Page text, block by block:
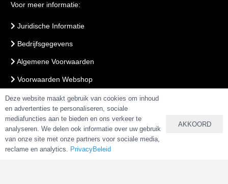
Voor meer informatie:
Juridische Informatie
Bedrijfsgegevens
Algemene Voorwaarden
Voorwaarden Webshop
PrivacyBeleid
VEILIG BETALEN & BESTELLEN
Deze website maakt gebruik van cookies om inhoud
en advertenties te personaliseren, sociale
mediafuncties aan te bieden en ons verkeer te
analyseren. We delen ook informatie over uw gebruik
van onze site met onze partners voor sociale media,
reclame en analytics. PrivacyBeleid
AKKOORD